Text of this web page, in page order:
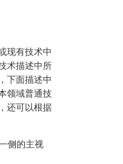
现有技术中
术描述中所
下面描述中
领域普通技
还可以根据
侧的主视